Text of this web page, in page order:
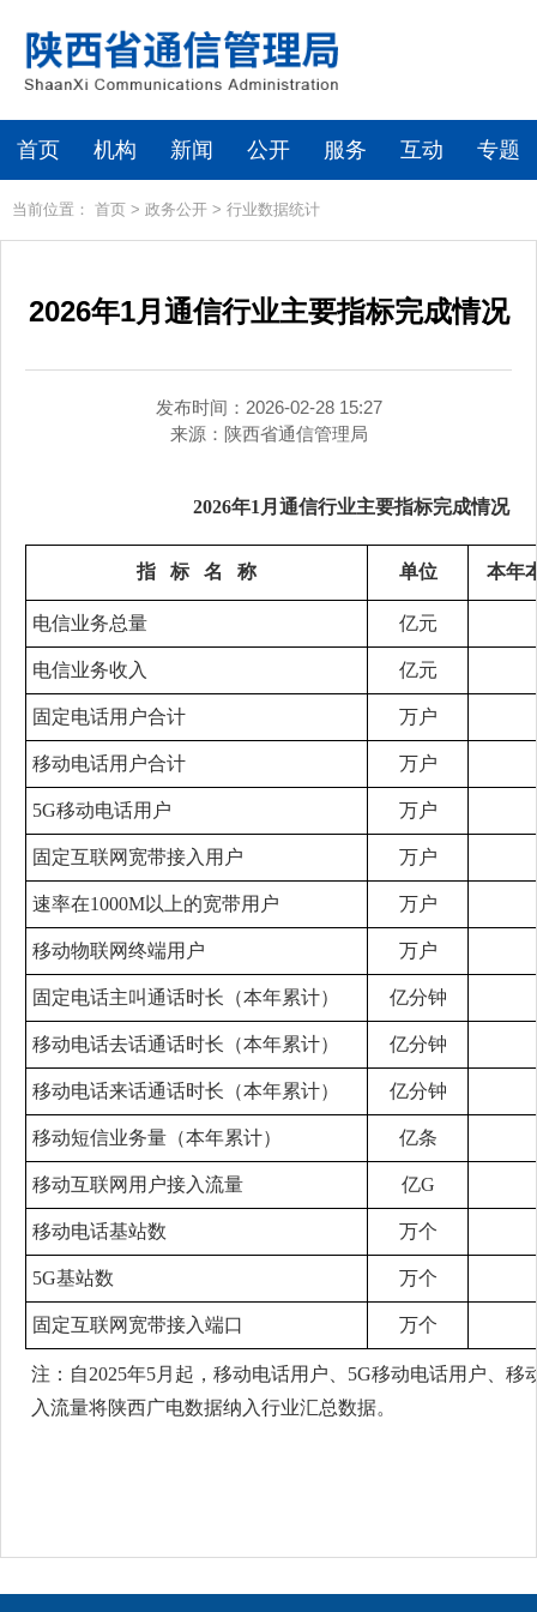
首页 机构 新闻 公开 服务 互动 专题
当前位置： 首页 > 政务公开 > 行业数据统计
2026年1月通信行业主要指标完成情况
发布时间：2026-02-28 15:27
来源： 陕西省通信管理局
2026年1月通信行业主要指标完成情况
指 标 名 称 单位 本年
电信业务总量 亿元
电信业务收入 亿元
固定电话用户合计 万户
移动电话用户合计 万户
5G移动电话用户 万户
固定互联网宽带接入用户 万户
速率在1000M以上的宽带用户 万户
移动物联网终端用户 万户
固定电话主叫通话时长（本年累计） 亿分钟
移动电话去话通话时长（本年累计） 亿分钟
移动电话来话通话时长（本年累计） 亿分钟
移动短信业务量（本年累计） 亿条
移动互联网用户接入流量 亿G
移动电话基站数 万个
5G基站数 万个
固定互联网宽带接入端口 万个
注：自2025年5月起，移动电话用户、5G移动电话用户、移
入流量将陕西广电数据纳入行业汇总数据。